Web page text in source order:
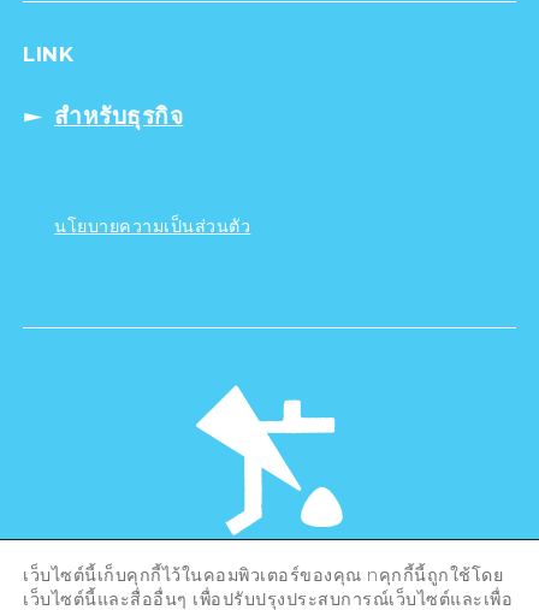
LINK
สำหรับธุรกิจ
นโยบายความเป็นส่วนตัว
©Hiroshima Tourism Association /
Hiroshima Prefecture / Hiroshima City .
เว็บไซต์นี้เก็บคุกกี้ไว้ในคอมพิวเตอร์ของคุณ nคุกกี้นี้ถูกใช้โดย
เว็บไซต์นี้และสื่ออื่นๆ เพื่อปรับปรุงประสบการณ์เว็บไซต์และเพื่อ